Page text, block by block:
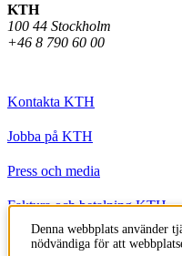
KTH
100 44 Stockholm
+46 8 790 60 00
Kontakta KTH
Jobba på KTH
Press och media
Faktura och betalning KTH
Om KTH:s webbplatser
Denna webbplats använder
nödvändiga för att